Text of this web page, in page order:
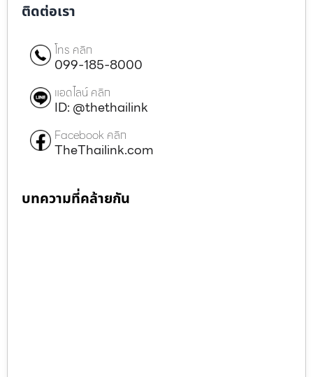
ติดต่อเรา
โทร คลิก
099-185-8000
แอดไลน์ คลิก
ID: @thethailink
Facebook คลิก
TheThailink.com
บทความที่คล้ายกัน